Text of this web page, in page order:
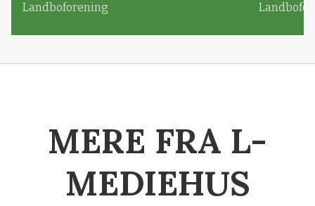
Landboforening
MERE FRA L-
MEDIEHUS